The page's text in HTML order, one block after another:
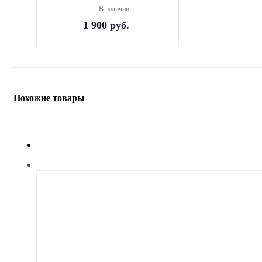
В наличии
1 900руб.
Похожие товары